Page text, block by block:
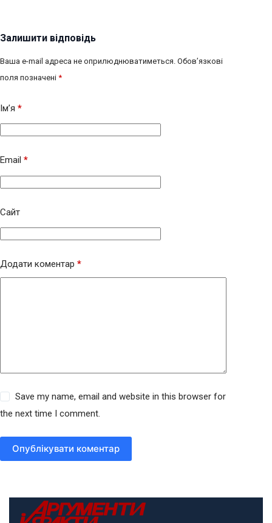
Залишити відповідь
Ваша e-mail адреса не оприлюднюватиметься. Обов’язкові
поля позначені *
Ім’я *
Email *
Сайт
Додати коментар *
Save my name, email and website in this browser for
the next time I comment.
Опублікувати коментар